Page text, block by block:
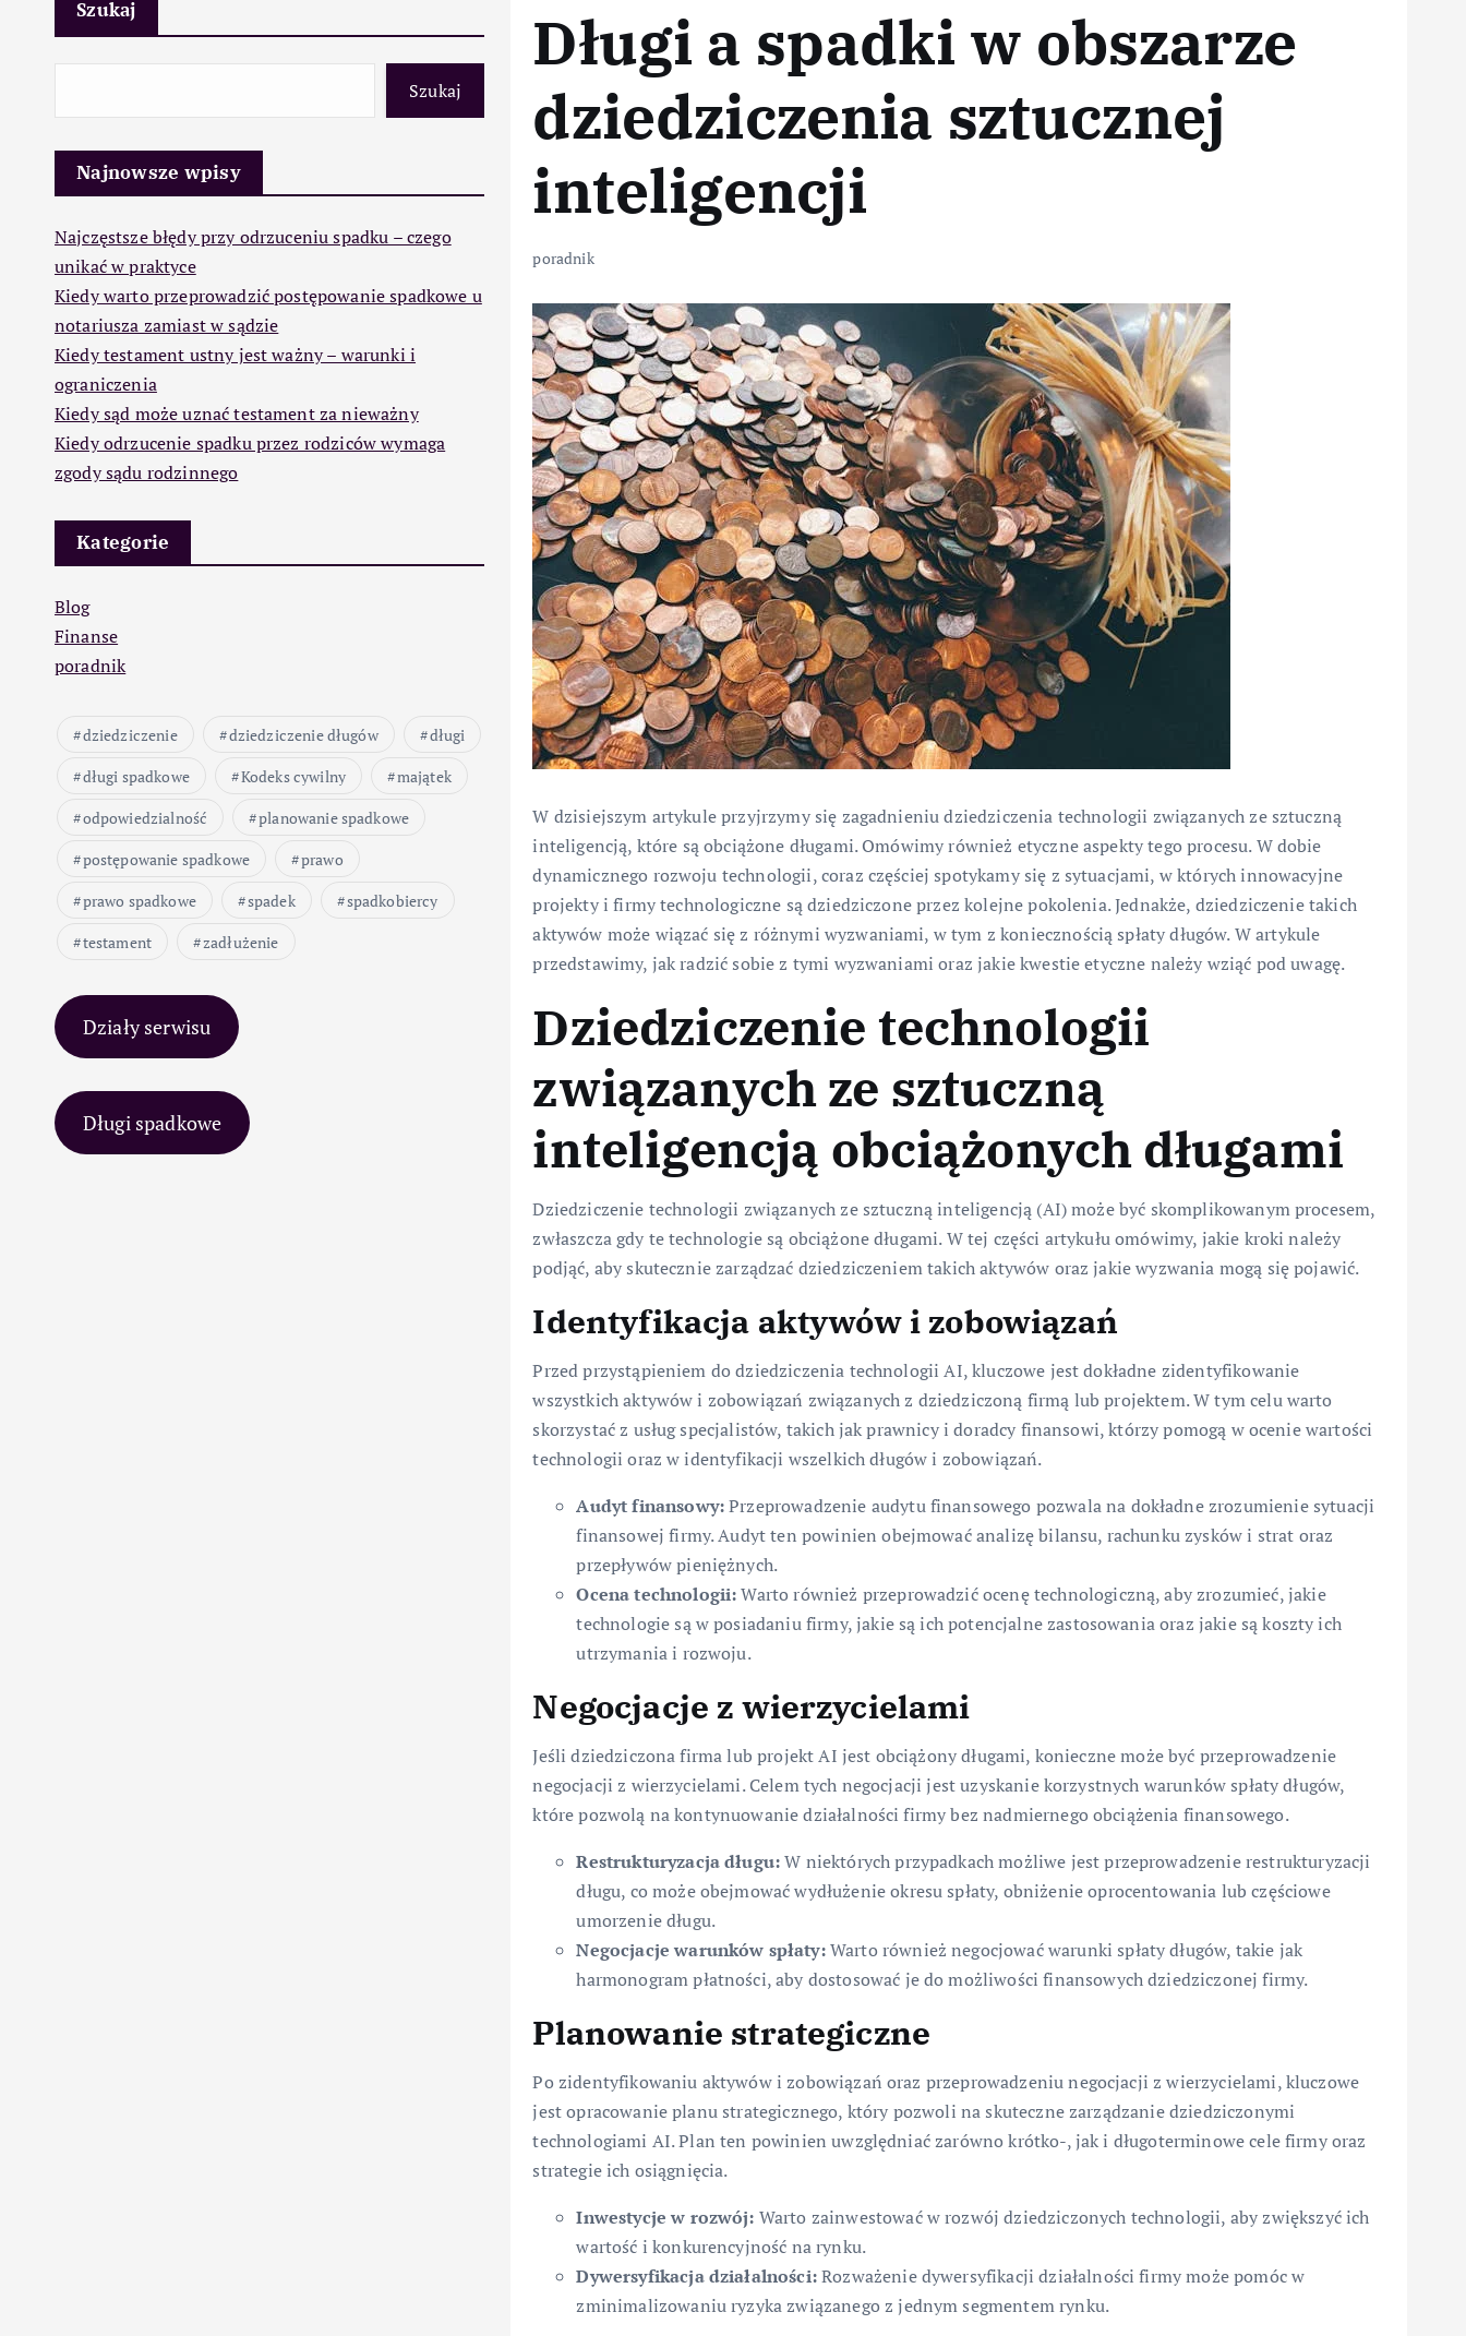
Szukaj
Szukaj
Najnowsze wpisy
Najczęstsze błędy przy odrzuceniu spadku – czego
unikać w praktyce
Kiedy warto przeprowadzić postępowanie spadkowe u
notariusza zamiast w sądzie
Kiedy testament ustny jest ważny – warunki i
ograniczenia
Kiedy sąd może uznać testament za nieważny
Kiedy odrzucenie spadku przez rodziców wymaga
zgody sądu rodzinnego
Kategorie
Blog
Finanse
poradnik
dziedziczenie dziedziczenie długów
długi
długi spadkowe
Kodeks cywilny
majątek
odpowiedzialność
planowanie spadkowe
postępowanie spadkowe
prawo
prawo spadkowe
spadek
spadkobiercy
testament
zadłużenie
Działy serwisu
Długi spadkowe
Długi a spadki w obszarze
dziedziczenia sztucznej
inteligencji
poradnik
W dzisiejszym artykule przyjrzymy się zagadnieniu dziedziczenia technologii związanych ze sztuczną
inteligencją, które są obciążone długami. Omówimy również etyczne aspekty tego procesu. W dobie
dynamicznego rozwoju technologii, coraz częściej spotykamy się z sytuacjami, w których innowacyjne
projekty i firmy technologiczne są dziedziczone przez kolejne pokolenia. Jednakże, dziedziczenie takich
aktywów może wiązać się z różnymi wyzwaniami, w tym z koniecznością spłaty długów. W artykule
przedstawimy, jak radzić sobie z tymi wyzwaniami oraz jakie kwestie etyczne należy wziąć pod uwagę.
Dziedziczenie technologii
związanych ze sztuczną
inteligencją obciążonych długami
Dziedziczenie technologii związanych ze sztuczną inteligencją (AI) może być skomplikowanym procesem,
zwłaszcza gdy te technologie są obciążone długami. W tej części artykułu omówimy, jakie kroki należy
podjąć, aby skutecznie zarządzać dziedziczeniem takich aktywów oraz jakie wyzwania mogą się pojawić.
Identyfikacja aktywów i zobowiązań
Przed przystąpieniem do dziedziczenia technologii AI, kluczowe jest dokładne zidentyfikowanie
wszystkich aktywów i zobowiązań związanych z dziedziczoną firmą lub projektem. W tym celu warto
skorzystać z usług specjalistów, takich jak prawnicy i doradcy finansowi, którzy pomogą w ocenie wartości
technologii oraz w identyfikacji wszelkich długów i zobowiązań.
Audyt finansowy:Przeprowadzenie audytu finansowego pozwala na dokładne zrozumienie sytuacji
finansowej firmy. Audyt ten powinien obejmować analizę bilansu, rachunku zysków i strat oraz
przepływów pieniężnych.
Ocena technologii:Warto również przeprowadzić ocenę technologiczną, aby zrozumieć, jakie
technologie są w posiadaniu firmy, jakie są ich potencjalne zastosowania oraz jakie są koszty ich
utrzymania i rozwoju.
Negocjacje z wierzycielami
Jeśli dziedziczona firma lub projekt AI jest obciążony długami, konieczne może być przeprowadzenie
negocjacji z wierzycielami. Celem tych negocjacji jest uzyskanie korzystnych warunków spłaty długów,
które pozwolą na kontynuowanie działalności firmy bez nadmiernego obciążenia finansowego.
Restrukturyzacja długu:W niektórych przypadkach możliwe jest przeprowadzenie restrukturyzacji
długu, co może obejmować wydłużenie okresu spłaty, obniżenie oprocentowania lub częściowe
umorzenie długu.
Negocjacje warunków spłaty:Warto również negocjować warunki spłaty długów, takie jak
harmonogram płatności, aby dostosować je do możliwości finansowych dziedziczonej firmy.
Planowanie strategiczne
Po zidentyfikowaniu aktywów i zobowiązań oraz przeprowadzeniu negocjacji z wierzycielami, kluczowe
jest opracowanie planu strategicznego, który pozwoli na skuteczne zarządzanie dziedziczonymi
technologiami AI. Plan ten powinien uwzględniać zarówno krótko-, jak i długoterminowe cele firmy oraz
strategie ich osiągnięcia.
Inwestycje w rozwój: Warto zainwestować w rozwój dziedziczonych technologii, aby zwiększyć ich
wartość i konkurencyjność na rynku.
Dywersyfikacja działalności:Rozważenie dywersyfikacji działalności firmy może pomóc w
zminimalizowaniu ryzyka związanego z jednym segmentem rynku.